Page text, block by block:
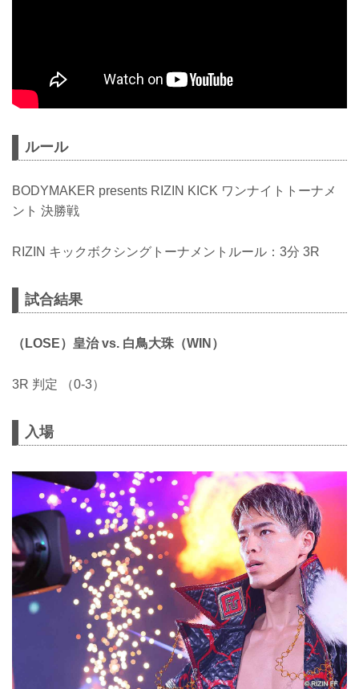
ルール
BODYMAKER presents RIZIN KICK ワンナイトトーナメ
ント 決勝戦
RIZIN キックボクシングトーナメントルール：3分 3R
試合結果
（LOSE）皇治 vs. 白鳥大珠（WIN）
3R 判定 （0-3）
入場